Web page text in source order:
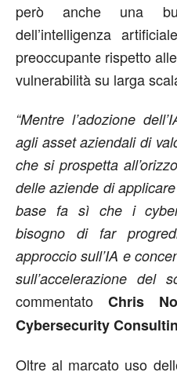
però anche una
dell’intelligenza
preoccupante rispetto
vulnerabilità su larga
“Mentre l’adozione
agli asset aziendali di
che si prospetta
delle aziende di
base fa sì che i
bisogno di far
approccio sull’IA e
sull’accelerazione del
commentato Chris
Cybersecurity
Oltre al marcato uso